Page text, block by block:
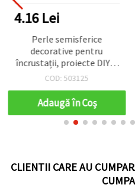
4.16 Lei
Perle semisferice
decorative pentru
încrustații, proiecte DIY și
scrapbooking, 10x5 mm,
Curcubeu Solid, 20 buc.
COD: 503125
Adaugă în Coş
CLIENTII CARE AU